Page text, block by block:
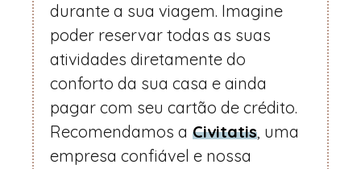
durante a sua viagem. Imagine
poder reservar todas as suas
atividades diretamente do
conforto da sua casa e ainda
pagar com seu cartão de crédito.
Recomendamos a Civitatis, uma
empresa confiável e nossa